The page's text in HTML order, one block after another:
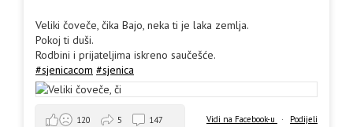
Veliki čoveče, čika Bajo, neka ti je laka zemlja.
Pokoj ti duši.
Rodbini i prijateljima iskreno saučešće.
#sjenicacom #sjenica
Vidi na Facebook-u · Podijeli
120 5 147